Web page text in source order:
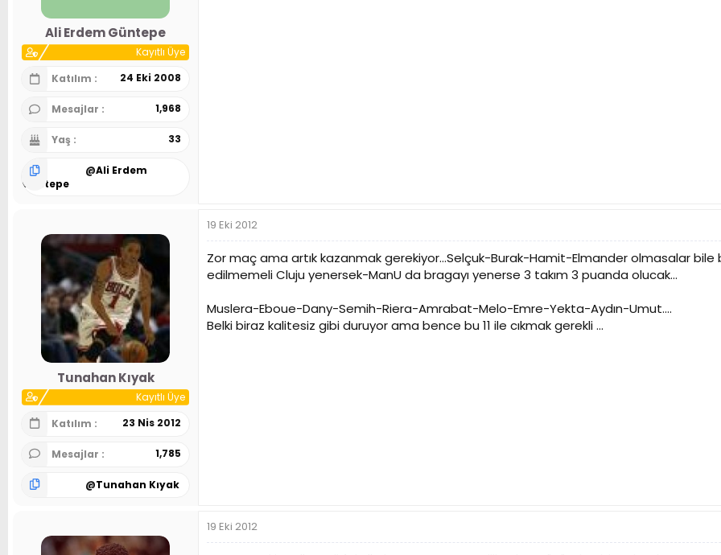
Ali Erdem Güntepe
Kayıtlı Üye
Katılım
24 Eki 2008
Mesajlar 1,968
Yaş 33
@Ali Erdem
Güntepe
Tunahan Kıyak
Kayıtlı Üye
Katılım
23 Nis 2012
Mesajlar 1,785
@Tunahan Kıyak
19 Eki 2012
Zor maç ama artık kazanmak gerekiyor...Selçuk-Burak-Hamit-Elmander olmasalar bile
edilmemeli Cluju yenersek-ManU da bragayı yenerse 3 takım 3 puanda olucak...
Muslera-Eboue-Dany-Semih-Riera-Amrabat-Melo-Emre-Yekta-Aydın-Umut....
Belki biraz kalitesiz gibi duruyor ama bence bu 11 ile cıkmak gerekli ...
19 Eki 2012